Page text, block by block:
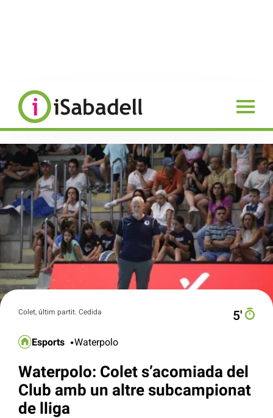
Colet, últim partit. Cedida 5′
Esports Waterpolo
Waterpolo: Colet s’acomiada del
Club amb un altre subcampionat
de lliga